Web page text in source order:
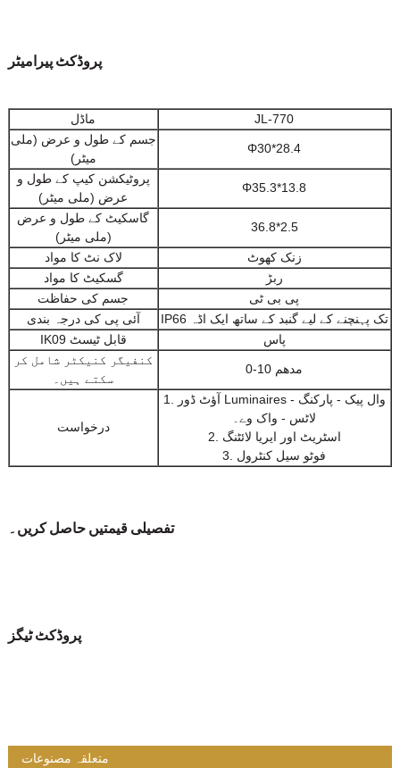
پروڈکٹ پیرامیٹر
ماڈل
JL-770
جسم کے طول و عرض (ملی
میٹر)
Φ30*28.4
پروٹیکشن کیپ کے طول و
عرض (ملی میٹر)
Φ35.3*13.8
گاسکیٹ کے طول و عرض
(ملی میٹر)
36.8*2.5
لاک نٹ کا مواد
زنک کھوٹ
گسکیٹ کا مواد
ربڑ
جسم کی حفاظت
پی بی ٹی
آئی پی کی درجہ بندی
IP66 تک پہنچنے کے لیے گنبد کے ساتھ ایک اڈہ
IK09 قابل ٹیسٹ
پاس
کنفیگر کنیکٹر شامل کر
سکتے ہیں۔
0-10 مدھم
درخواست
1. آؤٹ ڈور Luminaires - وال پیک - پارکنگ
لاٹس - واک وے۔
2. اسٹریٹ اور ایریا لائٹنگ
3. فوٹو سیل کنٹرول
تفصیلی قیمتیں حاصل کریں۔
پروڈکٹ ٹیگز
متعلقہ مصنوعات